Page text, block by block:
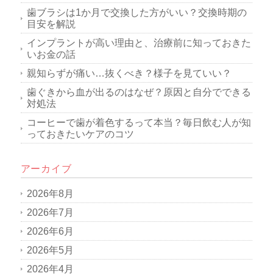
歯ブラシは1か月で交換した方がいい？交換時期の
目安を解説
インプラントが高い理由と、治療前に知っておきた
いお金の話
親知らずが痛い…抜くべき？様子を見ていい？
歯ぐきから血が出るのはなぜ？原因と自分でできる
対処法
コーヒーで歯が着色するって本当？毎日飲む人が知
っておきたいケアのコツ
アーカイブ
2026年8月
2026年7月
2026年6月
2026年5月
2026年4月